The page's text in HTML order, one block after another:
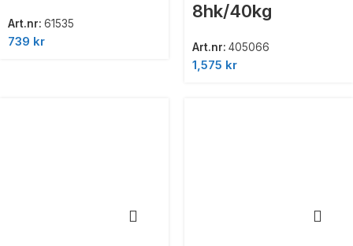
Art.nr: 61535
739 kr
8hk/40kg
Art.nr: 405066
1,575 kr